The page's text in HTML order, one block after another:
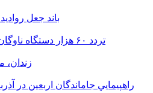
باند جعل
تردد ۶۰ هزار دستگاه ناوگان ترانزیتی از پایانه‌های مرزی آذربایجان ‌غربی
زندان،
راهپيمايي جاماندگان اربعين در